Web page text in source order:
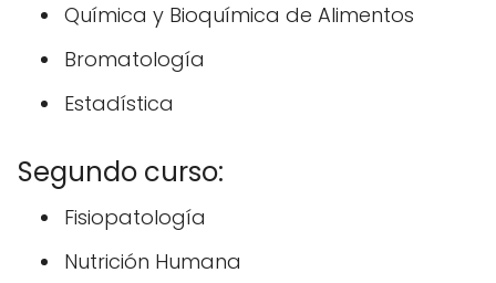
Química y Bioquímica de Alimentos
Bromatología
Estadística
Segundo curso:
Fisiopatología
Nutrición Humana